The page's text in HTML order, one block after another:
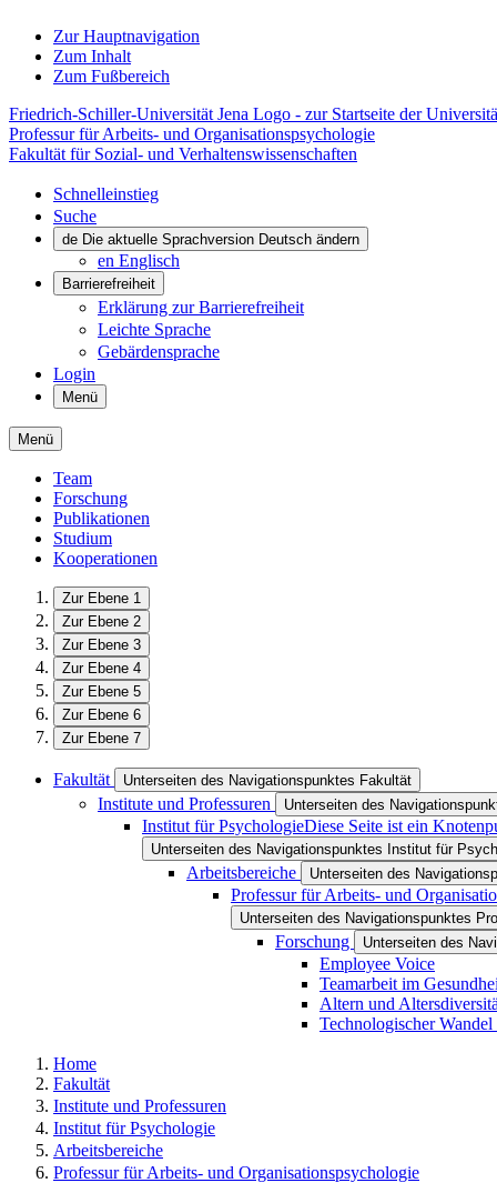
Zur Hauptnavigation
Zum Inhalt
Zum Fußbereich
Friedrich-Schiller-Universität Jena Logo - zur Startseite der
Professur für Arbeits- und Organisationspsychologie
Fakultät für Sozial- und Verhaltenswissenschaften
Schnelleinstieg
Suche
de Die aktuelle Sprachversion Deutsch ändern
en Englisch
Barrierefreiheit
Erklärung zur Barrierefreiheit
Leichte Sprache
Gebärdensprache
Login
Menü
Menü
Team
Forschung
Publikationen
Studium
Kooperationen
Zur Ebene 1
Zur Ebene 2
Zur Ebene 3
Zur Ebene 4
Zur Ebene 5
Zur Ebene 6
Zur Ebene 7
Fakultät Unterseiten des Navigationspunktes Fakultät
Institute und Professuren Unterseiten des
Institut für PsychologieDiese Seite ist ein
Unterseiten des Navigationspunktes Institut für
Arbeitsbereiche Unterseiten des
Professur für Arbeits- und
Unterseiten des Navigationspunktes
Forschung Unterseiten des
Employee Voice
Teamarbeit im
Altern und
Technologischer
Home
Fakultät
Institute und Professuren
Institut für Psychologie
Arbeitsbereiche
Professur für Arbeits- und Organisationspsychologie